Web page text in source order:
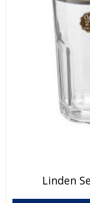
Linden